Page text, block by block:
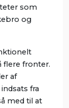
som
og
flere fronter.
af
fra
med til at